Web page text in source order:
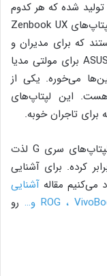
تولید شده که هر کدوم
ویژگی‌های منحصر به فردی دارند. مثلا سری لپتاپ‌های Zenbook UX
که برای مدیران و
بیزنس‌ من‌ها مناسبه. اما لپتاپ‌های سری ASUS X برای مولتی مدیا
می‌خوره. یکی از
سری‌های متنوع لپتاپ ایسوس سری N هست. این لپتاپ‌های
برای تاجران خوبه.
ایسوس به فکر گیمرها هم بوده و با تولید لپتاپ‌های سری G لذت
کرده. برای آشنایی
می‌کنیم مقاله آشنایی
رو